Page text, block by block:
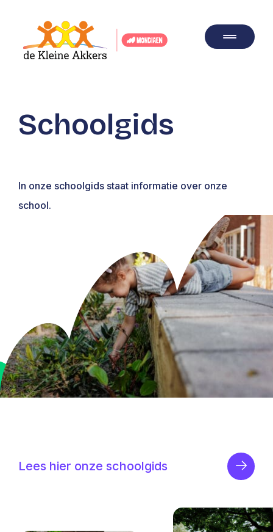
Schoolgids
In onze schoolgids staat informatie over onze
school.
Lees hier onze schoolgids